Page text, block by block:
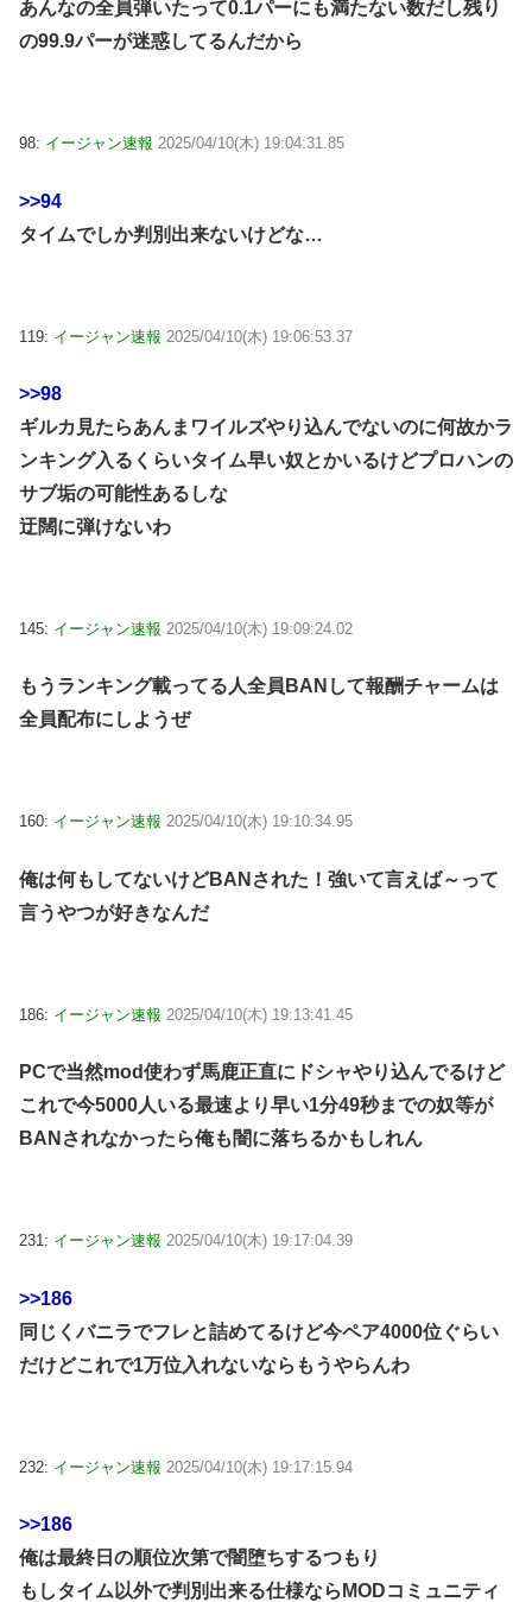
あんなの全員弾いたって0.1パーにも満たない数だし残り
の99.9パーが迷惑してるんだから
98: イージャン速報 2025/04/10(木) 19:04:31.85
>>94
タイムでしか判別出来ないけどな…
119: イージャン速報 2025/04/10(木) 19:06:53.37
>>98
ギルカ見たらあんまワイルズやり込んでないのに何故かラ
ンキング入るくらいタイム早い奴とかいるけどプロハンの
サブ垢の可能性あるしな
迂闊に弾けないわ
145: イージャン速報 2025/04/10(木) 19:09:24.02
もうランキング載ってる人全員BANして報酬チャームは
全員配布にしようぜ
160: イージャン速報 2025/04/10(木) 19:10:34.95
俺は何もしてないけどBANされた！強いて言えば～って
言うやつが好きなんだ
186: イージャン速報 2025/04/10(木) 19:13:41.45
PCで当然mod使わず馬鹿正直にドシャやり込んでるけど
これで今5000人いる最速より早い1分49秒までの奴等が
BANされなかったら俺も闇に落ちるかもしれん
231: イージャン速報 2025/04/10(木) 19:17:04.39
>>186
同じくバニラでフレと詰めてるけど今ペア4000位ぐらい
だけどこれで1万位入れないならもうやらんわ
232: イージャン速報 2025/04/10(木) 19:17:15.94
>>186
俺は最終日の順位次第で闇堕ちするつもり
もしタイム以外で判別出来る仕様ならMODコミュニティ